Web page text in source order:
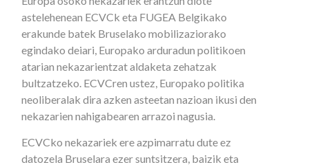
astelehenean ECVCk eta FUGEA Belgikako
erakunde batek Bruselako mobilizaziorako
egindako deiari, Europako arduradun politikoen
atarian nekazarientzat aldaketa zehatzak
bultzatzeko. ECVCren ustez, Europako politika
neoliberalak dira azken asteetan nazioan ikusi den
nekazarien nahigabearen arrazoi nagusia.
ECVCko nekazariek ere azpimarratu dute ez
datozela Bruselara ezer suntsitzera, baizik eta